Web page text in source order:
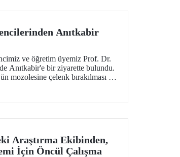
2515 – COST Aksiyon Üyeleri
hak kazandı.
Anıtkabir
ve öğretim üyemiz Prof. Dr.
Anıtkabir'e bir ziyarette bulundu.
mozolesine çelenk bırakılması ve
Atatürk ve Kurtuluş Savaşı
Araştırma Ekibinden,
İçin Öncül Çalışma